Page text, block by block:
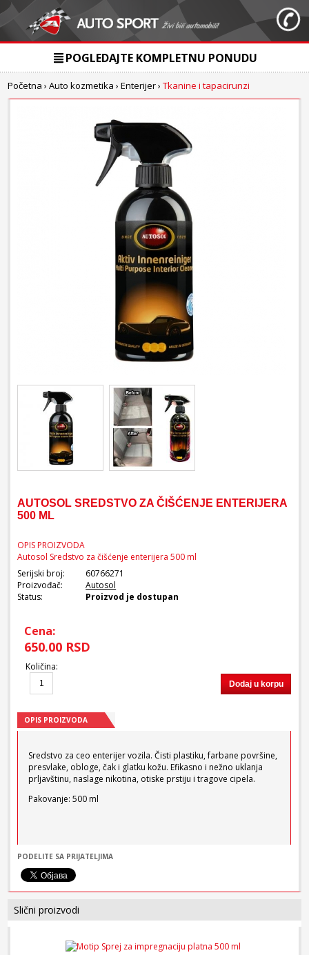
POGLEDAJTE KOMPLETNU PONUDU
Početna ›Auto kozmetika ›Enterijer›Tkanine i tapacirunzi
AUTOSOL SREDSTVO ZA ČIŠĆENJE ENTERIJERA
500 ML
OPIS PROIZVODA
Autosol Sredstvo za čišćenje enterijera 500 ml
Serijski broj:
60766271
Proizvođač:
Autosol
Status:
Proizvod je dostupan
Cena:
650.00 RSD
Količina:
Dodaj u korpu
OPIS PROIZVODA
Sredstvo za ceo enterijer vozila. Čisti plastiku, farbane površine,
presvlake, obloge, čak i glatku kožu. Efikasno i nežno uklanja
prljavštinu, naslage nikotina, otiske prstiju i tragove cipela.
Pakovanje: 500 ml
PODELITE SA PRIJATELJIMA
Slični proizvodi